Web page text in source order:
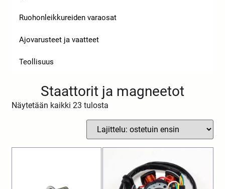
Ruohonleikkureiden varaosat
Ajovarusteet ja vaatteet
Teollisuus
Staattorit ja magneetot
Näytetään kaikki 23 tulosta